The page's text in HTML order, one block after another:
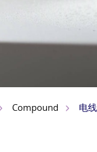
Compound 电